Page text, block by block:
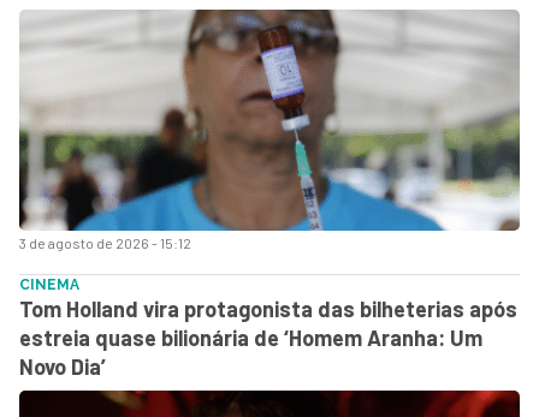
3 de agosto de 2026 - 15:12
CINEMA
Tom Holland vira protagonista das bilheterias após
estreia quase bilionária de ‘Homem Aranha: Um
Novo Dia’